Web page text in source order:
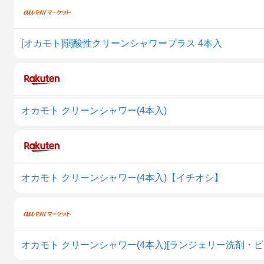
[オカモト]弱酸性クリーンシャワープラス 4本入
オカモト クリーンシャワー(4本入)
オカモト クリーンシャワー(4本入)【イチオシ】
オカモト クリーンシャワー(4本入)[ランジェリー洗剤・